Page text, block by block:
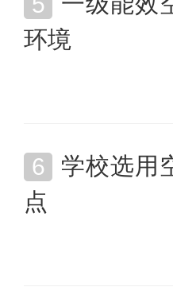
环境
学校选用
点